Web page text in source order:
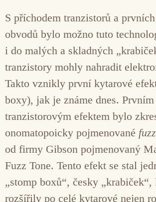
S příchodem tranzistorů a
obvodů bylo možno tuto
i do malých a skladných
tranzistory mohly nahradit
Takto vznikly první kytarové
boxy), jak je známe dnes. Prvním
tranzistorovým efektem bylo
onomatopoicky pojmenované fuzz
od firmy Gibson pojmenovaný
Fuzz Tone. Tento efekt se stal
„stomp boxů“, česky „krabiček“,
rozšířily po celé kytarové nejen